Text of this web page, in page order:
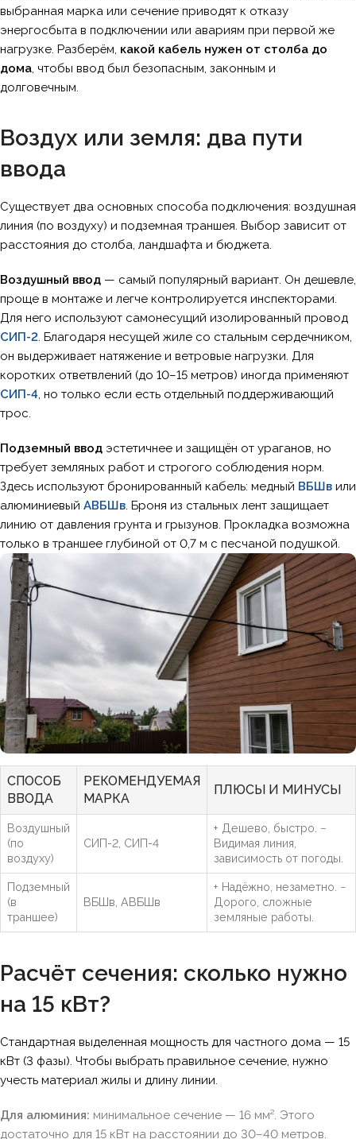
выбранная марка или сечение приводят к отказу
энергосбыта в подключении или авариям при первой же
нагрузке. Разберём, какой кабель нужен от столба до
дома, чтобы ввод был безопасным, законным и
долговечным.
Воздух или земля: два пути
ввода
Существует два основных способа подключения: воздушная
линия (по воздуху) и подземная траншея. Выбор зависит от
расстояния до столба, ландшафта и бюджета.
Воздушный ввод — самый популярный вариант. Он дешевле,
проще в монтаже и легче контролируется инспекторами.
Для него используют самонесущий изолированный провод
СИП-2. Благодаря несущей жиле со стальным сердечником,
он выдерживает натяжение и ветровые нагрузки. Для
коротких ответвлений (до 10–15 метров) иногда применяют
СИП-4, но только если есть отдельный поддерживающий
трос.
Подземный ввод эстетичнее и защищён от ураганов, но
требует земляных работ и строгого соблюдения норм.
Здесь используют бронированный кабель: медный ВБШв или
алюминиевый АВБШв. Броня из стальных лент защищает
линию от давления грунта и грызунов. Прокладка возможна
только в траншее глубиной от 0,7 м с песчаной подушкой.
СПОСОБ
ВВОДА
РЕКОМЕНДУЕМАЯ
МАРКА
ПЛЮСЫ И МИНУСЫ
Воздушный
(по
воздуху)
СИП-2, СИП-4
+ Дешево, быстро. −
Видимая линия,
зависимость от погоды.
Подземный
(в
траншее)
ВБШв, АВБШв
+ Надёжно, незаметно. −
Дорого, сложные
земляные работы.
Расчёт сечения: сколько нужно
на 15 кВт?
Стандартная выделенная мощность для частного дома — 15
кВт (3 фазы). Чтобы выбрать правильное сечение, нужно
учесть материал жилы и длину линии.
Для алюминия: минимальное сечение — 16 мм². Этого
достаточно для 15 кВт на расстоянии до 30–40 метров.